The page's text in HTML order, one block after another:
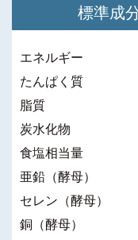
標準成
エネルギー
たんぱく質
脂質
炭水化物
食塩相当量
亜鉛（酵母）
セレン（酵母）
銅（酵母）